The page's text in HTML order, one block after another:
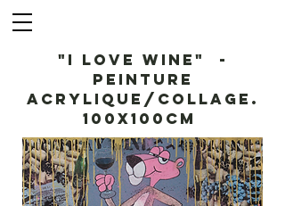
"I Love Wine" -
Peinture
acrylique/collage.
100x100cm